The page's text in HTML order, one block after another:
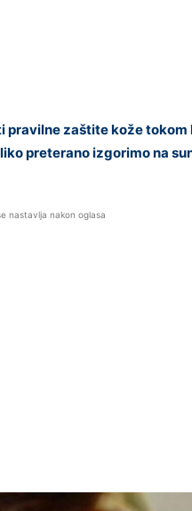
pravilne zaštite kože tokom
preterano izgorimo na
nastavlja nakon oglasa